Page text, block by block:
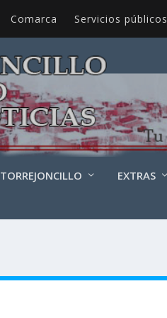
Comarca Servicios públicos
TORREJONCILLO EXTRAS